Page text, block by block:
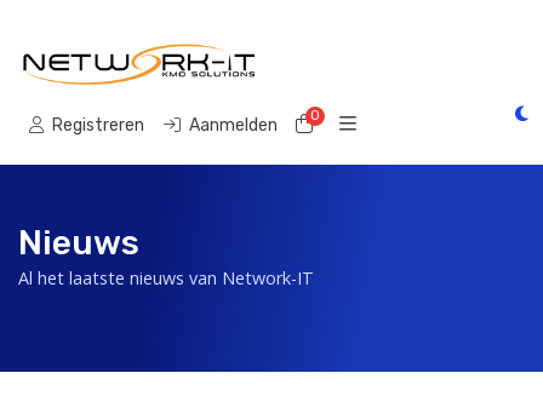
Registreren Aanmelden 0Winkelwagen
Nieuws
Al het laatste nieuws van Network-IT